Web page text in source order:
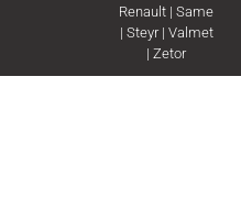
Renault |Same
| Steyr| Valmet
|Zetor